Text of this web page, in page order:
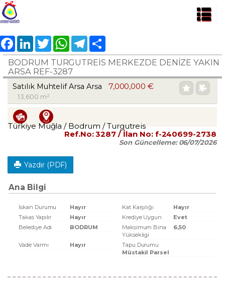
FacebookLinkedInTwitter WhatsAppTelegram
BODRUM TURGUTREİS MERKEZDE DENİZE YAKIN
ARSA REF-3287
Satılık Muhtelif Arsa Arsa 7,000,000 €
13,600 m²
Türkiye Muğla / Bodrum / Turgutreis
Ref.No:3287 / İlan No: f-240699-2738
Son Güncelleme:06/07/2026
Yazdır (PDF)
Ana Bilgi
İskan Durumu Hayır Kat Karşılığı
Hayır
Takas Yapılır
Hayır Krediye Uygun
Evet
Belediye Adı
BODRUM
Maksimum Bina
Yüksekligi
6,50
Vade Varmı Hayır
Tapu Durumu
Müstakil Parsel